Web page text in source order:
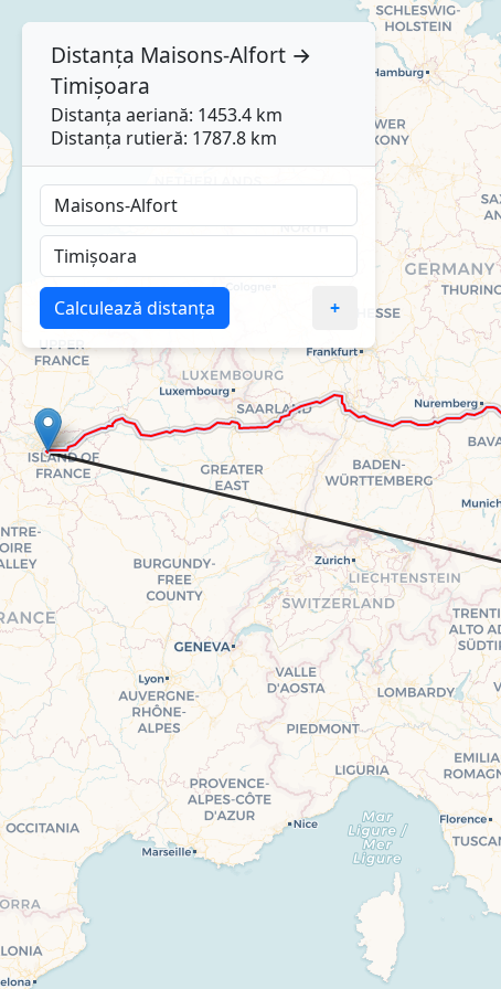
Distanța Maisons-Alfort →
Timișoara
Distanța aeriană: 1453.4 km
Distanța rutieră: 1787.8 km
Calculează distanța +